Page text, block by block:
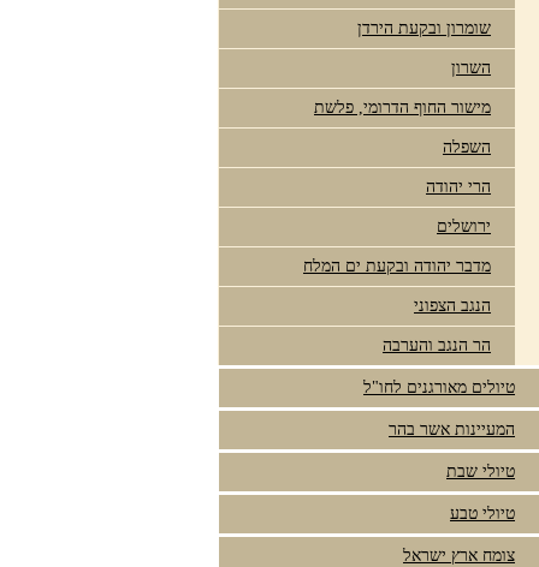
שומרון ובקעת הירדן
השרון
מישור החוף הדרומי, פלשת
השפלה
הרי יהודה
ירושלים
מדבר יהודה ובקעת ים המלח
הנגב הצפוני
הר הנגב והערבה
טיולים מאורגנים לחו"ל
המעיינות אשר בהר
טיולי שבת
טיולי טבע
צומח ארץ ישראל